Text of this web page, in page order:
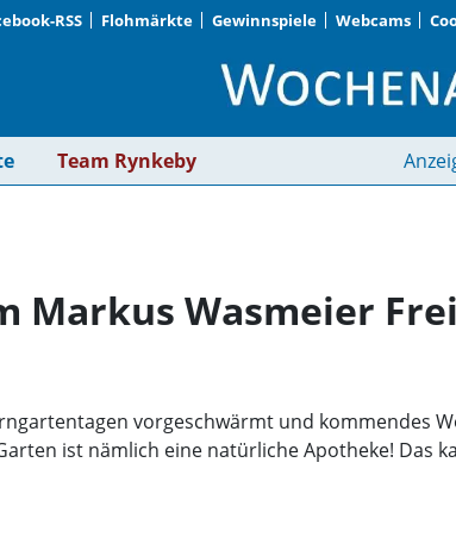
RSS Flohmärkte Gewinnspiele Webcams
Sommer wird
Team Rynkeby
Markus Wasmeier
vorgeschwärmt und kommendes
ist nämlich eine natürliche Apotheke! Das